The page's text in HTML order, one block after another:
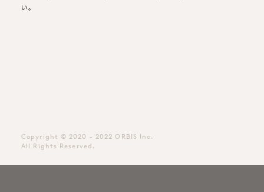
い。
Copyright © 2020 - 2022 ORBIS Inc.
All Rights Reserved.